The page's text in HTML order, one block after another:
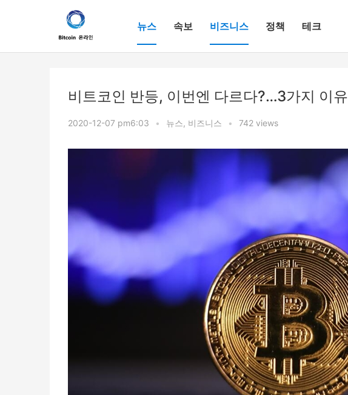
뉴스 속보 비즈니스 정책 테크
비트코인 반등, 이번엔 다르다?…3가지 이유
2020-12-07 pm6:03 • 뉴스, 비즈니스 • 742 views